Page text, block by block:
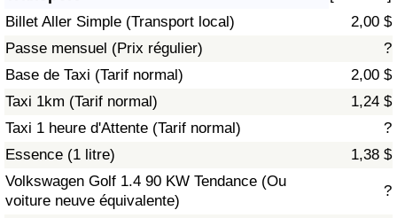
Billet Aller Simple (Transport local)
2,00 $
Passe mensuel (Prix régulier)
?
Base de Taxi (Tarif normal)
2,00 $
Taxi 1km (Tarif normal)
1,24 $
Taxi 1 heure d'Attente (Tarif normal)
?
Essence (1 litre)
1,38 $
Volkswagen Golf 1.4 90 KW Tendance (Ou
voiture neuve équivalente)
?